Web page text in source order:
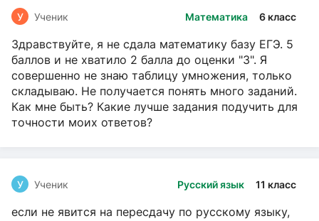
Математика 6 класс
У Ученик
Здравствуйте, я не сдала математику базу ЕГЭ. 5
баллов и не хватило 2 балла до оценки "3". Я
совершенно не знаю таблицу умножения, только
складываю. Не получается понять много заданий.
Как мне быть? Какие лучше задания подучить для
точности моих ответов?
Русский язык 11 класс
У Ученик
если не явится на пересдачу по русскому языку,